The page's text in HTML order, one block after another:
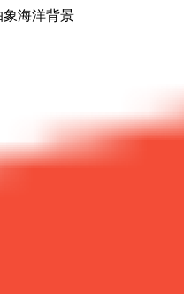
象海洋背景